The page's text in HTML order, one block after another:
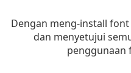
Dengan meng-install
dan menyetujui
penggunaan